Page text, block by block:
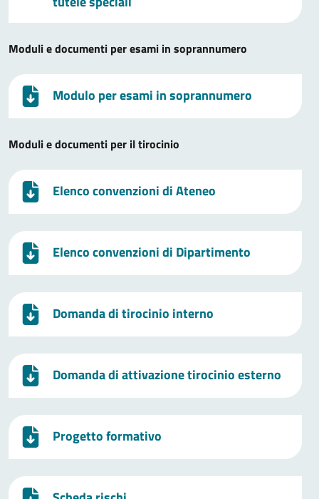
Moduli e documenti per esami in soprannumero
Modulo per esami in soprannumero
Moduli e documenti per il tirocinio
Elenco convenzioni di Ateneo
Elenco convenzioni di Dipartimento
Domanda di tirocinio interno
Domanda di attivazione tirocinio esterno
Progetto formativo